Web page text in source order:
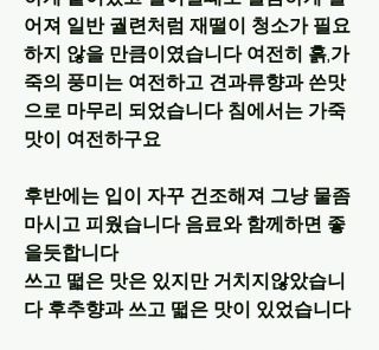
어져 일반 궐련처럼 재떨이 청소가 필요
하지 않을 만큼이였습니다 여전히 흙,가
죽의 풍미는 여전하고 견과류향과 쓴맛
으로 마무리 되었습니다 침에서는 가죽
맛이 여전하구요
후반에는 입이 자꾸 건조해져 그냥 물좀
마시고 피웠습니다 음료와 함께하면 좋
을듯합니다
쓰고 떫은 맛은 있지만 거치지않았습니
다 후추향과 쓰고 떫은 맛이 있었습니다